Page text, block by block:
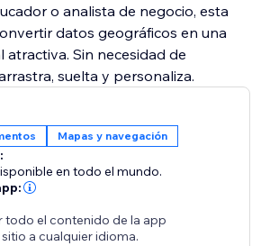
o analista de negocio, esta
datos geográficos en una
atractiva. Sin necesidad de
suelta y personaliza.
Mapas y navegación
en todo el mundo.
todo el contenido de la app
a cualquier idioma.